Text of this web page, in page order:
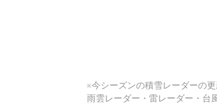
※今シーズンの積雪レーダーの
雨雲レーダー・雷レーダー・台